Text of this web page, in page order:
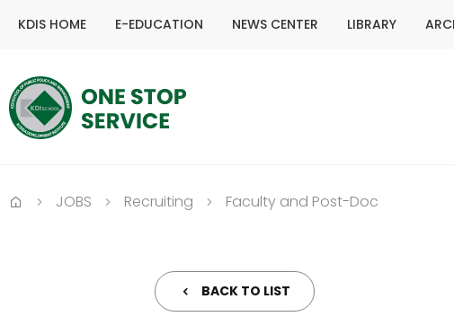
KDIS HOME E-EDUCATION NEWS CENTER LIBRARY
JOBS Recruiting Faculty and Post-Doc
BACK TO LIST